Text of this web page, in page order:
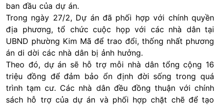
ban đầu của dự án.
Trong ngày 27/2, Dự án đã phối hợp với chính quyền
địa phương, tổ chức cuộc họp với các nhà dân tại
UBND phường Kim Mã để trao đổi, thống nhất phương
án di dời các nhà dân bị ảnh hưởng.
Theo đó, dự án sẽ hỗ trợ mỗi nhà dân tổng cộng 16
triệu đồng để đảm bảo ổn định đời sống trong quá
trình tạm cư. Các nhà dân đều đồng thuận với chính
sách hỗ trợ của dự án và phối hợp chặt chẽ để tạo